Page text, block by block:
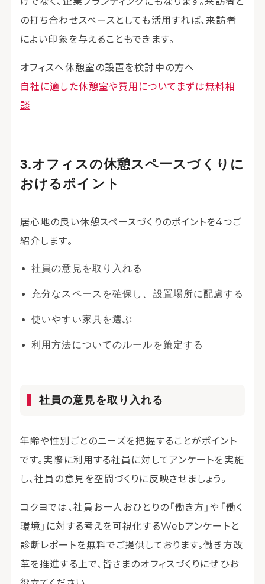
の打ち合わせスペースとしても活用すれば、来訪者
によい印象を与えることもできます。
オフィスへ休憩室の設置を検討中の方へ
自社に適した休憩室や費用についてまずは無料相
談
オフィスの休憩スペースづくりに
おけるポイント
居心地の良い休憩スペースづくりのポイントを4つご
紹介します。
社員の意見を取り入れる
充分なスペースを確保し、設置場所に配慮する
使いやすい家具を選ぶ
利用方法についてのルールを策定する
社員の意見を取り入れる
年齢や性別ごとのニーズを把握することがポイント
です。実際に利用する社員に対してアンケートを実施
し、社員の意見を空間づくりに反映させましょう。
コクヨでは、社員お一人おひとりの「働き方」や「働く
環境」に対する考えを可視化するWebアンケートと
診断レポートを無料でご提供しております。働き方改
革を推進する上で、皆さまのオフィスづくりにぜひお